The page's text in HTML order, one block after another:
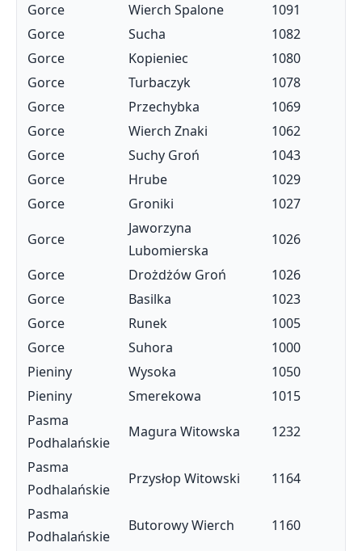
Gorce
Wierch Spalone
1091
Gorce
Sucha
1082
Gorce
Kopieniec
1080
Gorce
Turbaczyk
1078
Gorce
Przechybka
1069
Gorce
Wierch Znaki
1062
Gorce
Suchy Groń
1043
Gorce
Hrube
1029
Gorce
Groniki
1027
Gorce
Jaworzyna
Lubomierska
1026
Gorce
Drożdżów Groń
1026
Gorce
Basilka
1023
Gorce
Runek
1005
Gorce
Suhora
1000
Pieniny
Wysoka
1050
Pieniny
Smerekowa
1015
Pasma
Podhalańskie
Magura Witowska
1232
Pasma
Podhalańskie
Przysłop Witowski
1164
Pasma
Podhalańskie
Butorowy Wierch
1160